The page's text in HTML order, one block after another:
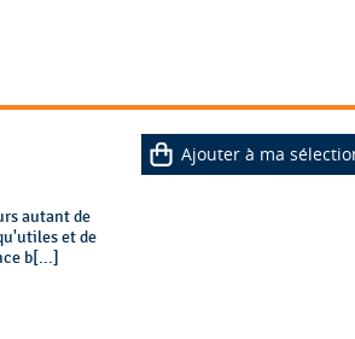
autant de
et de
b[...]
Ajouter à ma